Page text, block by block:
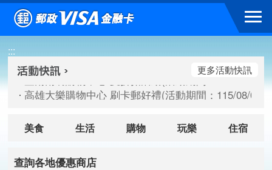
跳到主要內容區塊
:::
臺南南紡購物中心 夏折扣活動(活動期間：115/08/10-
新竹遠東巨城購物中心 2026巨城年中慶夏日BIG好刷(
臺南南紡購物中心 夏折扣活動(活動期間：115/08/10-
高雄大樂購物中心 刷卡郵好禮(活動期間：115/08/07-
更多活動快訊
美食 生活 購物 玩樂 住宿
查詢各地優惠商店